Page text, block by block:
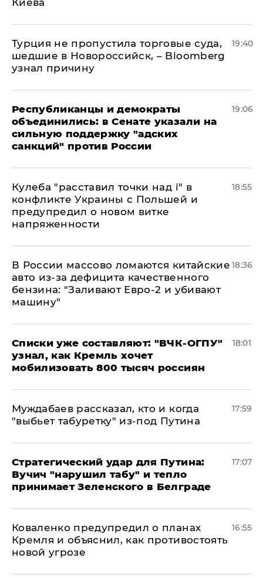
Киева
Турция не пропустила торговые суда,
шедшие в Новороссийск, – Bloomberg
узнал причину
19:40
Республиканцы и демократы
объединились: в Сенате указали на
сильную поддержку "адских
санкций" против России
19:06
Кулеба "расставил точки над і" в
конфликте Украины с Польшей и
предупредил о новом витке
напряженности
18:55
В России массово ломаются китайские
авто из-за дефицита качественного
бензина: "Заливают Евро-2 и убивают
машину"
18:36
Списки уже составляют: "ВЧК-ОГПУ"
узнал, как Кремль хочет
мобилизовать 800 тысяч россиян
18:01
Муждабаев рассказал, кто и когда
"выбьет табуретку" из-под Путина
17:59
Стратегический удар для Путина:
Вучич "нарушил табу" и тепло
принимает Зеленского в Белграде
17:07
Коваленко предупредил о планах
Кремля и объяснил, как противостоять
новой угрозе
16:55